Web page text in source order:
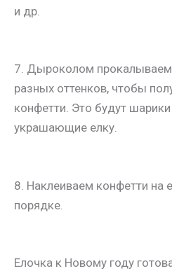
и др.
7. Дыроколом прокалываем
разных оттенков, чтобы
конфетти. Это будут
украшающие елку.
8. Наклеиваем конфетти на
порядке.
Елочка к Новому году